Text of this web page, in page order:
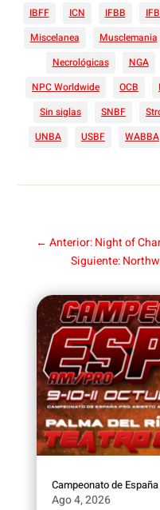
IBFF ICN IFBB
Miscelanea
Musclemania
Necrológicas
NGA
NPC Worldwide
OCB
Sin siglas
SNBF
UNBA
USBF WABBA
← Anterior: Night of
Siguiente:
Campeonato de
Ago 4, 2026